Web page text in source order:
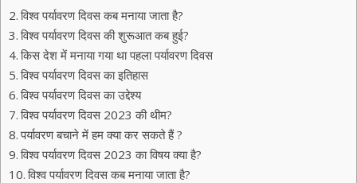
विश्व पर्यावरण दिवस कब मनाया जाता है?
विश्व पर्यावरण दिवस की शुरूआत कब हुई?
किस देश में मनाया गया था पहला पर्यावरण दिवस
विश्व पर्यावरण दिवस का इतिहास
विश्व पर्यावरण दिवस का उद्देश्य
विश्व पर्यावरण दिवस 2023 की थीम?
पर्यावरण बचाने में हम क्या कर सकते हैं ?
विश्व पर्यावरण दिवस 2023 का विषय क्या है?
विश्व पर्यावरण दिवस कब मनाया जाता है?